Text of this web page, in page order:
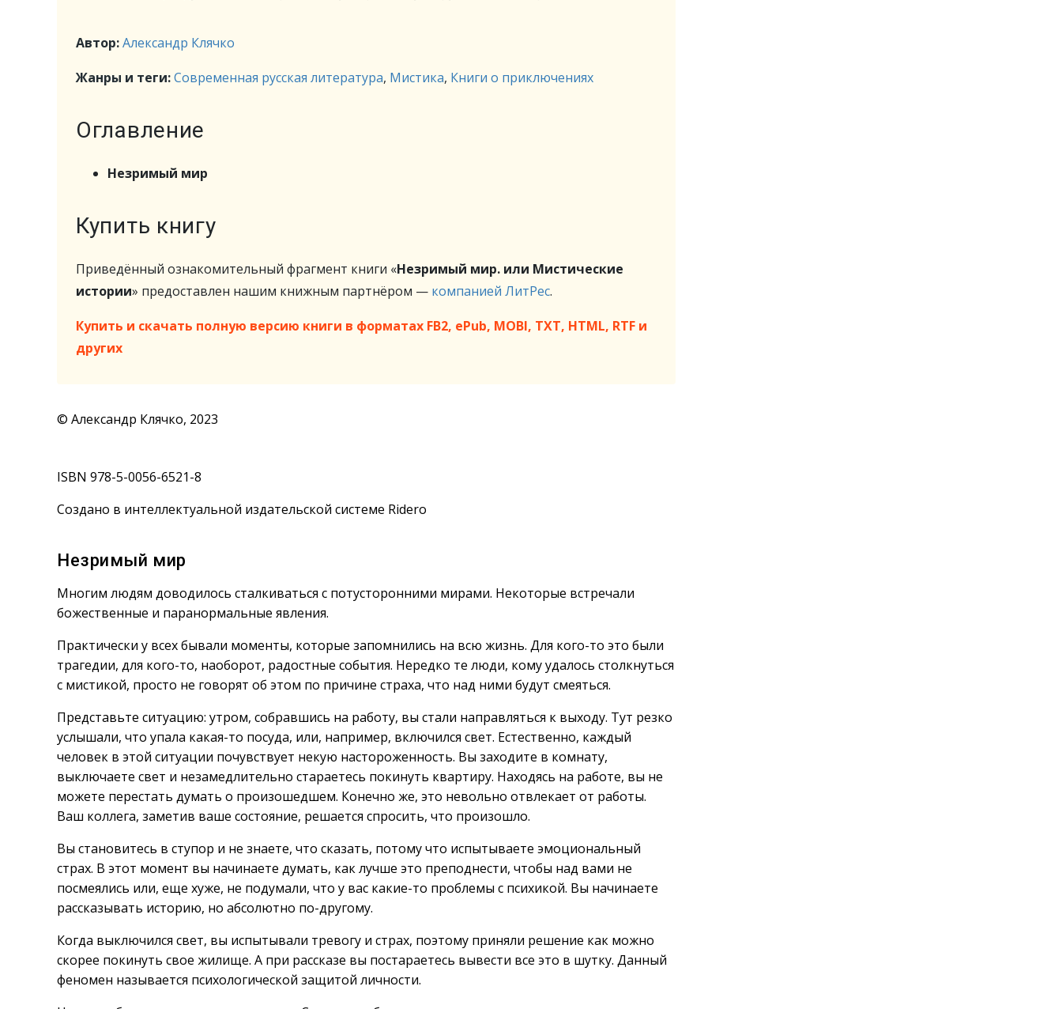
Автор:Александр Клячко
Жанры и теги:Современная русская литература, Мистика, Книги о приключениях
Оглавление
Незримый мир
Купить книгу
Приведённый ознакомительный фрагмент книги «Незримый мир. или Мистические
истории» предоставлен нашим книжным партнёром — компанией ЛитРес.
Купить и скачать полную версию книги в форматах FB2, ePub, MOBI, TXT, HTML, RTF и
других
© Александр Клячко, 2023
ISBN 978-5-0056-6521-8
Создано в интеллектуальной издательской системе Ridero
Незримый мир
Многим людям доводилось сталкиваться с потусторонними мирами. Некоторые встречали
божественные и паранормальные явления.
Практически у всех бывали моменты, которые запомнились на всю жизнь. Для кого-то это были
трагедии, для кого-то, наоборот, радостные события. Нередко те люди, кому удалось столкнуться
с мистикой, просто не говорят об этом по причине страха, что над ними будут смеяться.
Представьте ситуацию: утром, собравшись на работу, вы стали направляться к выходу. Тут резко
услышали, что упала какая-то посуда, или, например, включился свет. Естественно, каждый
человек в этой ситуации почувствует некую настороженность. Вы заходите в комнату,
выключаете свет и незамедлительно стараетесь покинуть квартиру. Находясь на работе, вы не
можете перестать думать о произошедшем. Конечно же, это невольно отвлекает от работы.
Ваш коллега, заметив ваше состояние, решается спросить, что произошло.
Вы становитесь в ступор и не знаете, что сказать, потому что испытываете эмоциональный
страх. В этот момент вы начинаете думать, как лучше это преподнести, чтобы над вами не
посмеялись или, еще хуже, не подумали, что у вас какие-то проблемы с психикой. Вы начинаете
рассказывать историю, но абсолютно по-другому.
Когда выключился свет, вы испытывали тревогу и страх, поэтому приняли решение как можно
скорее покинуть свое жилище. А при рассказе вы постараетесь вывести все это в шутку. Данный
феномен называется психологической защитой личности.